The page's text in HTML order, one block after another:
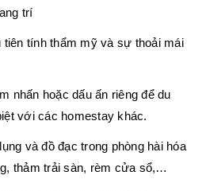
trí
tính thẩm mỹ và sự thoải mái
nhấn hoặc dấu ấn riêng để du
với các homestay khác.
và đồ đạc trong phòng hài hóa
thảm trải sàn, rèm cửa sổ,…